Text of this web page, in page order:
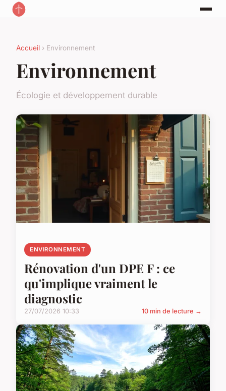
Accueil › Environnement
Environnement
Écologie et développement durable
ENVIRONNEMENT
Rénovation d'un DPE F : ce
qu'implique vraiment le
diagnostic
27/07/2026 10:33 10 min de lecture →